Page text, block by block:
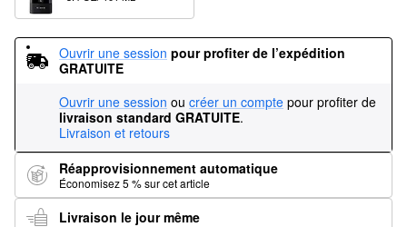
Ouvrir une session pour profiter de l’expédition
GRATUITE
Ouvrir une session ou créer un compte pour profiter de
livraison standard GRATUITE.
Livraison et retours
Réapprovisionnement automatique
Économisez 5 % sur cet article
Livraison le jour même